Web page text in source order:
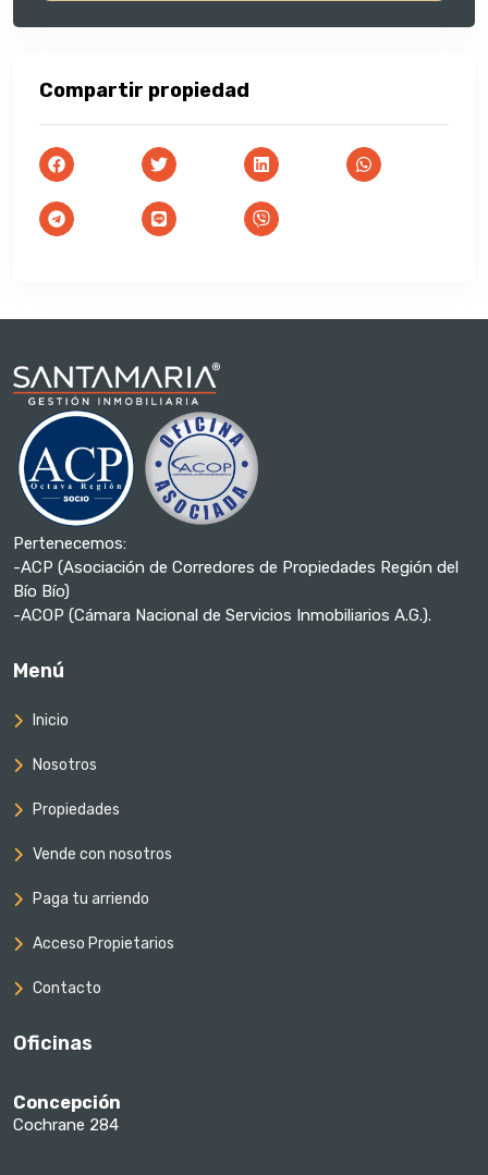
Compartir propiedad
Pertenecemos:
-ACP (Asociación de Corredores de Propiedades Región del
Bío Bío)
-ACOP (Cámara Nacional de Servicios Inmobiliarios A.G.).
Menú
Inicio
Nosotros
Propiedades
Vende con nosotros
Paga tu arriendo
Acceso Propietarios
Contacto
Oficinas
Concepción
Cochrane 284